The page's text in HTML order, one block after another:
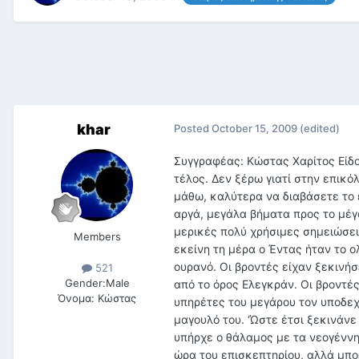
khar
Members
521
Gender:Male
Όνομα: Κώστας
Posted October 15, 2009 (edited)
Συγγραφέας: Κώστας Χαρίτος Είδος: ΕΦ Σεξ/Βια: Όχι Αριθμός λέξεων: 1725 Σχόλια: Υπάρχει αρχείο word στο τέλος. Δεν ξέρω γιατί στην επικόλληση βγαίνει με αυτή την άθλια, μη αναγνώσιμη, διαμόρφωση. Μέχρι να μάθω, καλύτερα να διαβάσετε το επισυναπτόμενο word. Ο Έντας κατέβηκε από την άμαξα και προχώρησε με αργά, μεγάλα βήματα προς το μέγαρο, κρατώντας σφιχτά το βιβλίο στα χέρια του. Αν το άνοιγες θα διάβαζες μερικές πολύ χρήσιμες σημειώσεις από τη διδασκαλία του στην ακαδημία, αλλά το μόνο που χρειαζόταν εκείνη τη μέρα ο Έντας ήταν το ολόλευκο εξώφυλλό του. Πυκνά, μαύρα σύννεφα είχαν ήδη σκεπάσει τον ουρανό. Οι βροντές είχαν ξεκινήσει εδώ και ώρα, μαζί με τις αστραπές που χαράκωναν τον ορίζοντα πάνω από το όρος Ελεγκράν. Οι βροντές έχουν ξεκινήσει εδώ και χρόνια, σκέφτηκε ο Έντας καθώς ένας από τους υπηρέτες του μεγάρου τον υποδεχόταν. Λίγο πριν φτάσουν στην είσοδο μια σταγόνα βροχής δρόσισε τα μαγουλό του. ‘Ώστε έτσι ξεκινάνε όλα, με μια σταγόνα βροχής που αναγγέλλει τη μεγάλη μπόρα. Στο ισόγειο υπήρχε ο θάλαμος με τα νεογέννητα και ο Έντας παρακάλεσε τον υπηρέτη να δει τον ανιψιό του. «Δεν είναι η ώρα του επισκεπτηρίου, αλλά μπορείτε να τον δείτε από το τζάμι της μεγάλης αίθουσας», του απάντησε αυτός. Ο Έντας προχώρησε στο διάδρομο, μια διαδρομή που ήξερε τόσο καλά, όσο κάθε πατέρας στο Κάλεν. Στάθηκε έξω από το γυάλινο παράθυρο και είδε τον γιο του αδερφού του, ανάμεσα σε εκατοντάδες άλλα νεογέννητα, κάτω από το υποκίτρινο φως. Αυτό το χλωμό φως, ήταν η μόνη τους ελπίδα να επιβιώσουν, αν και πολλές φορές το να επιβιώσεις δεν ήταν και η καλύτερη τύχη. Το μωρό κοιμόταν, και ο Έντας δεν μπορούσε να καταλάβει αν ήταν φυσιολογική ξεκούραση ή η αρρώστια επιδεινωνόταν. Έμεινε λίγα λεπτά πίσω από το τζάμι και ύστερα πήγε προς τις σκάλες, όπου ο υπηρέτης τον περίμενε για να τον οδηγήσει στον άρχοντα Περός. Ανέβηκαν στον πρώτο όροφο, όπου βρισκόταν οι θάλαμοι νοσηλείας των εργατών. Ήταν τραγική ειρωνεία ότι τα περισσότερα παιδιά, που θα έβγαιναν υγιή από την αίθουσα του ισογείου, θα μεγάλωναν και θα κατέληγαν να νοσηλεύονται έναν όροφο πιο πάνω μετά από μερικά χρόνια εργασίας στα ορυχεία. Κανείς δεν ήξερε αν ήταν η σκόνη, τα υγρά της κατεργασίας ή το ίδιο το λαμπερό μέταλλο που προκαλούσε όλα αυτά τα δεινά, αλλά η μοίρα των εργατών ήταν προδιαγεγραμμένη. Πέρασαν μπροστά από το θάλαμο, εδώ δεν υπήρχαν παράθυρα ούτε ώρα επισκεπτηρίου, και συνέχισαν να ανεβαίνουν μέχρι τον τελευταίο όροφο όπου βρισκόταν η αίθουσα συνεδριάσεων του άρχοντα. Ο Έντας περίμενε υπομονετικά, μέχρι ο υπηρέτης να ενημερώσει τον άρχοντα και να τον ειδοποιήσει ότι μπορεί να εισέλθει. Οι ριπές της βροχής σάρωναν την οροφή του κτιρίου και ακούγονταν σαν το κροτάλισμα των αλυσίδων, όταν έβγαζαν τα βαγόνια από τις βαθιές σήραγγες των ορυχείων. Ο Έντας πήρε μια βαθιά ανάσα και μπήκε στην ψηλοτάβανη αίθουσα. Ο άρχοντας Περός καθόταν, μαυροντυμένος όπως πάντα, στον επιβλητικό θρόνο του με την τεράστια, γυάλινη τζαμαρία να δεσπόζει στην πλάτη του. Οι βαριές, μαύρες κουρτίνες που συνήθως έκοβαν το φως της μέρας